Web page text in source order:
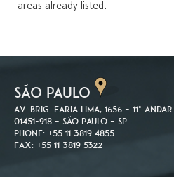
areas already listed.
SÃO PAULO
Av. Brig. Faria Lima, 1656 – 11º andar
01451-918 – São Paulo – SP
Phone: +55 11 3819 4855
Fax: +55 11 3819 5322